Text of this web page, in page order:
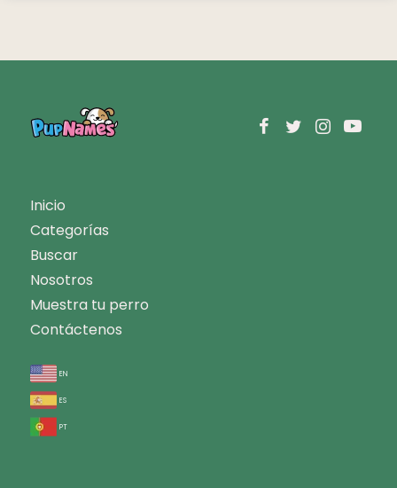
Inicio
Categorías
Buscar
Nosotros
Muestra tu perro
Contáctenos
en
es
pt